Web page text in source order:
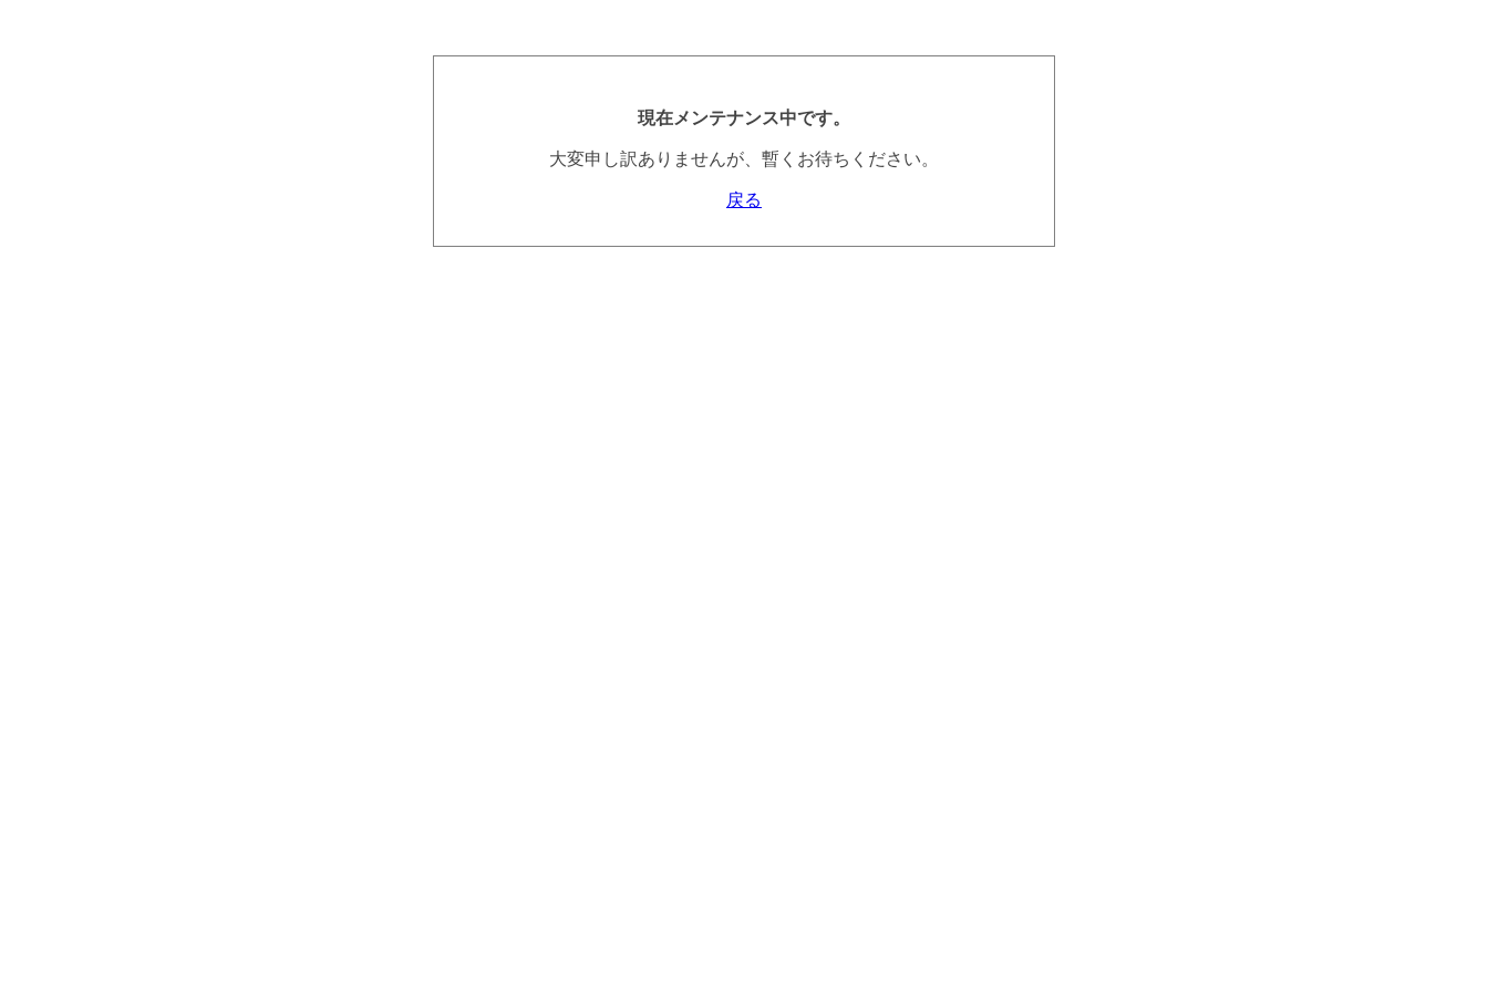
現在メンテナンス中です。
大変申し訳ありませんが、暫くお待ちください。
戻る